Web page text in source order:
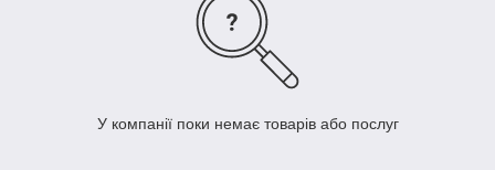
У компанії поки немає товарів або послуг